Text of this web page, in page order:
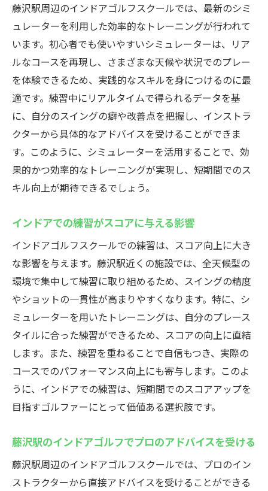
藤沢駅周辺のインドアゴルフスクールでは、最新のシミ
ュレーターを利用した効率的なトレーニングが行われて
います。初心者でも使いやすいシミュレーターは、リア
ルなコースを再現し、さまざまな天候や状況でのプレー
を体験できるため、実践的なスキルを身につけるのに最
適です。練習中にリアルタイムで得られるデータを基
に、自分のスイングの癖や改善点を把握し、インストラ
クターから具体的なアドバイスを受けることができま
す。このように、シミュレーターを活用することで、効
果的かつ効率的なトレーニングが実現し、短期間でのス
キル向上が期待できるでしょう。
インドアでの練習がスコアに与える影響
インドアゴルフスクールでの練習は、スコア向上に大き
な影響を与えます。藤沢駅近くの施設では、全天候型の
環境で集中して練習に取り組めるため、スイングの精度
やショットの一貫性が高まりやすくなります。特に、シ
ミュレーターを用いたトレーニングは、自分のプレース
タイルに合った練習ができるため、スコアの向上に直結
します。また、練習を重ねることで自信もつき、実際の
コースでのパフォーマンス向上にも寄与します。このよ
うに、インドアでの練習は、短期間でのスコアアップを
目指すゴルファーにとって価値ある選択肢です。
藤沢駅のインドアゴルフでプロのアドバイスを受ける
藤沢駅周辺のインドアゴルフスクールでは、プロのイン
ストラクターから直接アドバイスを受けることができる